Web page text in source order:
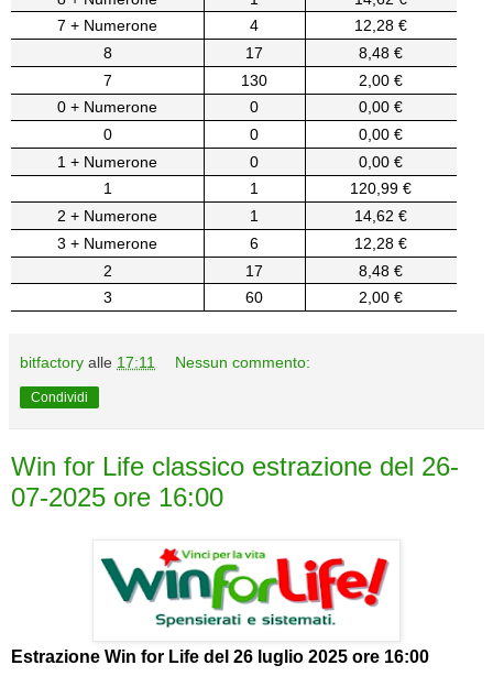
7 + Numerone
4
12,28 €
8
17
8,48 €
7
130
2,00 €
0 + Numerone
0
0,00 €
0
0
0,00 €
1 + Numerone
0
0,00 €
1
1
120,99 €
2 + Numerone
1
14,62 €
3 + Numerone
6
12,28 €
2
17
8,48 €
3
60 2,00 €
bitfactory alle 17:11 Nessun commento:
Condividi
Win for Life classico estrazione del 26-
07-2025 ore 16:00
Estrazione Win for Life del 26 luglio 2025 ore 16:00